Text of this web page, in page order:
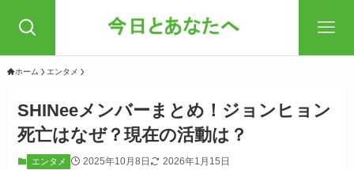
ホーム エンタメ
SHINeeメンバーまとめ！ジョンヒョン
死亡はなぜ？現在の活動は？
エンタメ 2025年10月8日 2026年1月15日